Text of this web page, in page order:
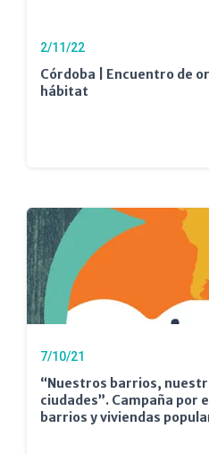
2/11/22
Córdoba | Encuentro de
hábitat
7/10/21
“Nuestros barrios,
ciudades”. Campaña por
barrios y viviendas